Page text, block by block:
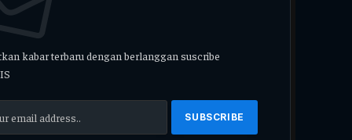
kabar terbaru dengan berlanggan suscribe